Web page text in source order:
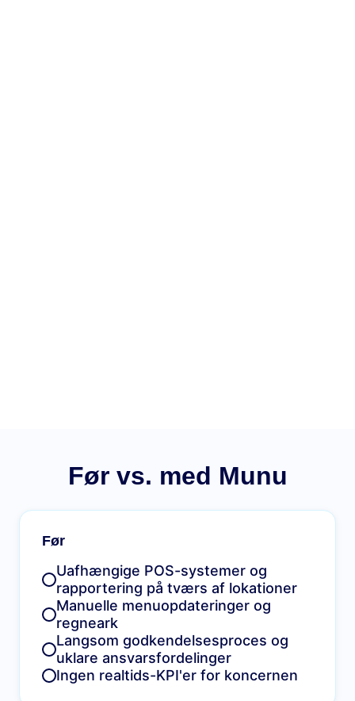
Før vs. med Munu
Før
Uafhængige POS-systemer og
rapportering på tværs af lokationer
Manuelle menuopdateringer og
regneark
Langsom godkendelsesproces og
uklare ansvarsfordelinger
Ingen realtids-KPI'er for koncernen